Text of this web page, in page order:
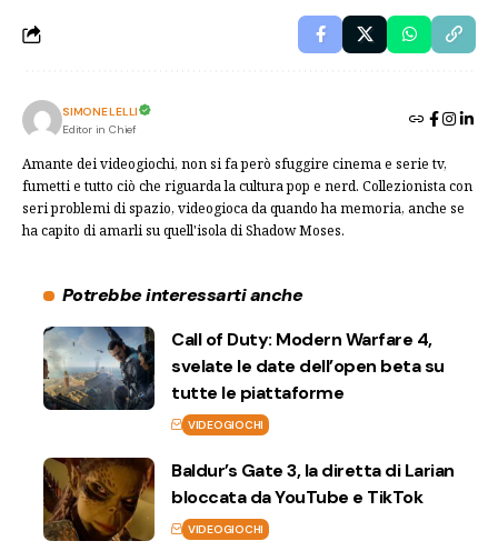
SIMONE LELLI
Editor in Chief
Amante dei videogiochi, non si fa però sfuggire cinema e serie tv,
fumetti e tutto ciò che riguarda la cultura pop e nerd. Collezionista con
seri problemi di spazio, videogioca da quando ha memoria, anche se
ha capito di amarli su quell'isola di Shadow Moses.
Potrebbe interessarti anche
Call of Duty: Modern Warfare 4,
svelate le date dell’open beta su
tutte le piattaforme
VIDEOGIOCHI
Baldur’s Gate 3, la diretta di Larian
bloccata da YouTube e TikTok
VIDEOGIOCHI